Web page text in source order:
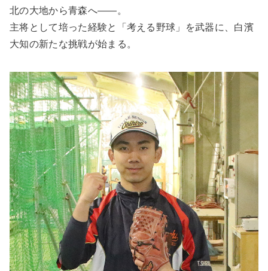
北の大地から青森へ――。
主将として培った経験と「考える野球」を武器に、白濱
大知の新たな挑戦が始まる。